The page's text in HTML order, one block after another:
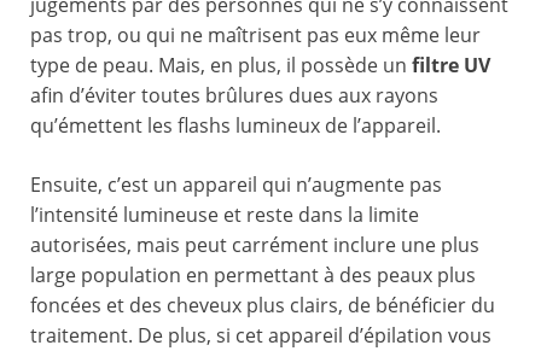
pas trop, ou qui ne maîtrisent pas eux même leur
type de peau. Mais, en plus, il possède un filtre UV
afin d’éviter toutes brûlures dues aux rayons
qu’émettent les flashs lumineux de l’appareil.
Ensuite, c’est un appareil qui n’augmente pas
l’intensité lumineuse et reste dans la limite
autorisées, mais peut carrément inclure une plus
large population en permettant à des peaux plus
foncées et des cheveux plus clairs, de bénéficier du
traitement. De plus, si cet appareil d’épilation vous